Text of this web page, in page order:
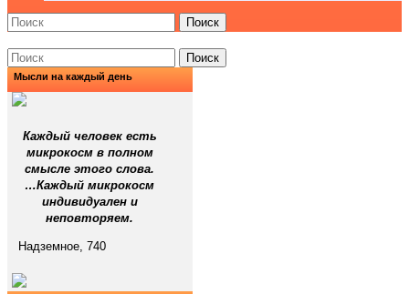
Поиск
Поиск
Мысли на каждый день
Каждый человек есть
микрокосм в полном
смысле этого слова.
…Каждый микрокосм
индивидуален и
неповторяем.
Надземное, 740